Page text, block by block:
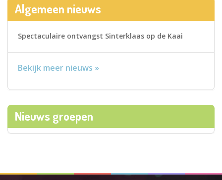
Algemeen nieuws
Spectaculaire ontvangst Sinterklaas op de Kaai
Bekijk meer nieuws »
Nieuws groepen